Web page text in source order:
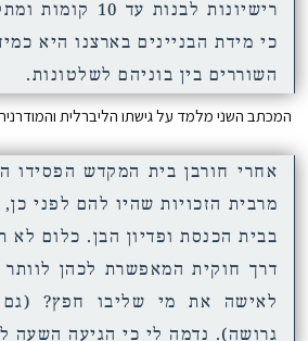
רישיונות לבנות
כי מידת הבניינים בארצנו היא
השוררים בין בוניהם לשלטונות.
המכתב השני מלמד על גישתו הליברלית והמודרנית.
אחרי חורבן בית המקדש הפסידו
מרבית הזכויות שהיו להם לפני
בבית הכנסת ופדיון הבן. כלום לא
דרך חוקית המאפשרת לכהן
לאישה את מי שליבו חפץ?
גרושה). נדמה לי כי הגיעה השעה